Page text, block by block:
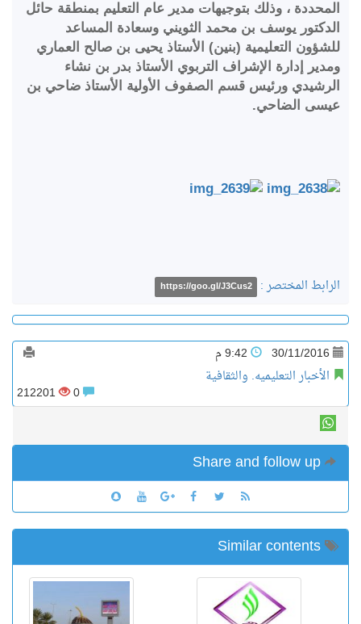
المحددة ، وذلك بتوجيهات مدير عام التعليم بمنطقة حائل
الدكتور يوسف بن محمد الثويني وسعادة المساعد
للشؤون التعليمية (بنين) الأستاذ يحيى بن صالح العماري
ومدير إدارة الإشراف التربوي الأستاذ بدر بن نشاء
الرشيدي ورئيس قسم الصفوف الأولية الأستاذ ضاحي بن
عيسى الضاحي.
الرابط المختصر : https://goo.gl/J3Cus2
30/11/2016
الأخبار التعليميه. والثقافية
212201